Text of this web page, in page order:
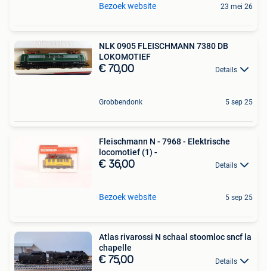
Bezoek website 23 mei 26
NLK 0905 FLEISCHMANN 7380 DB
LOKOMOTIEF
€ 70,00 Details
Grobbendonk 5 sep 25
Fleischmann N - 7968 - Elektrische
locomotief (1) -
€ 36,00 Details
Bezoek website 5 sep 25
Atlas rivarossi N schaal stoomloc sncf la
chapelle
€ 75,00 Details